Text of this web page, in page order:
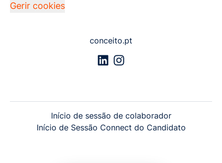
Gerir cookies
conceito.pt
Início de sessão de colaborador
Início de Sessão Connect do Candidato